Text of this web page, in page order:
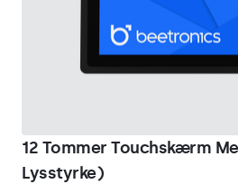
12 Tommer Touchskærm
Lysstyrke)